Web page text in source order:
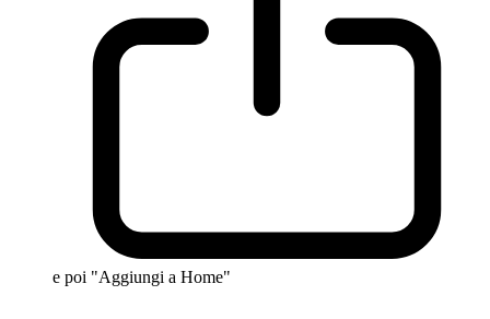
e poi "Aggiungi a Home"